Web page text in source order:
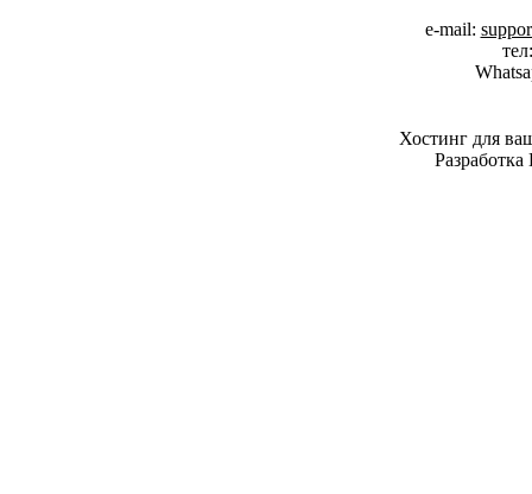
e-mail:
Хостинг для